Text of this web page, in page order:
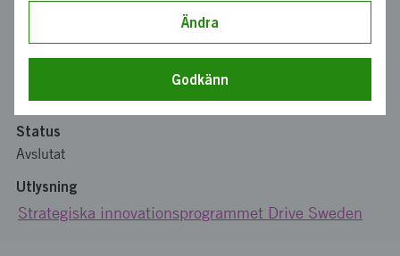
512 000 kronor
juni 2024-november 2025
Status
Avslutat
Utlysning
Strategiska innovationsprogrammet Drive Sweden
Ändra
Godkänn